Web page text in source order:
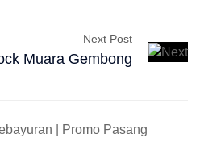
Next Post
Muara Gembong
| Promo Pasang